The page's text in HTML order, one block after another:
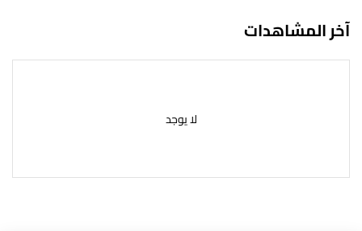
آخر المشاهدات
لا يوجد